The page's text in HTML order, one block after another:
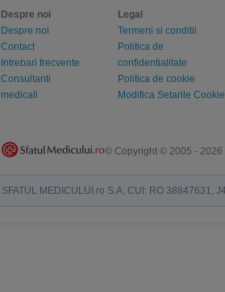
Despre noi
Despre noi
Contact
Intrebari frecvente
Consultanti
medicali
Legal
Termeni si conditii
Politica de
confidentialitate
Politica de cookie
Modifica Setarile Cookie
© Copyright © 2005 - 2026
SFATUL MEDICULUI.ro S.A, CUI: RO 38847631,